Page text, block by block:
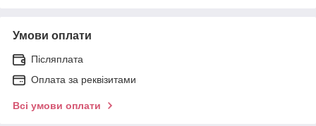
Умови оплати
Післяплата
Оплата за реквізитами
Всі умови оплати